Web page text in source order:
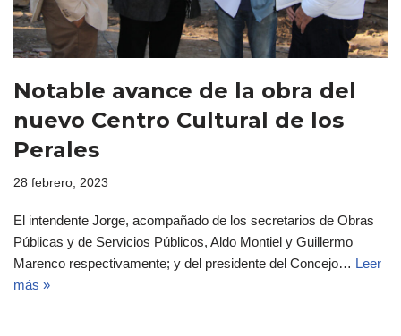
Notable avance de la obra del
nuevo Centro Cultural de los
Perales
28 febrero, 2023
El intendente Jorge, acompañado de los secretarios de Obras
Públicas y de Servicios Públicos, Aldo Montiel y Guillermo
Marenco respectivamente; y del presidente del Concejo… Leer
más »